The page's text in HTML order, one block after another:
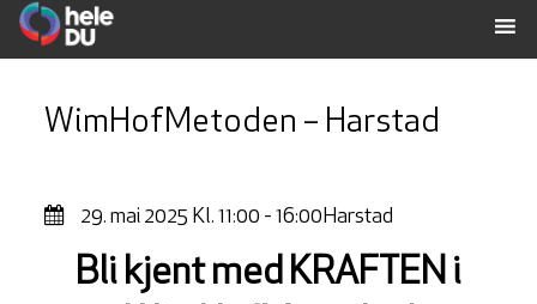
WimHofMetoden – Harstad
29. mai 2025 Kl. 11:00 - 16:00Harstad
Bli kjent med KRAFTEN i